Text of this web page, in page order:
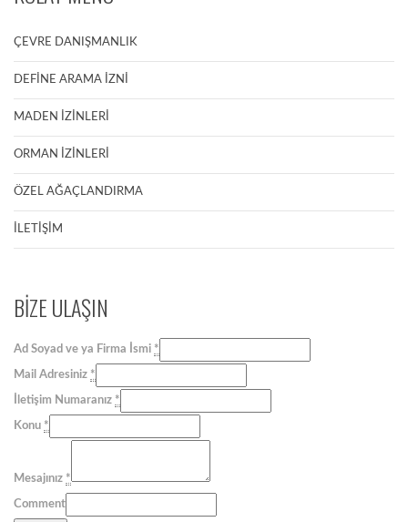
ÇEVRE DANIŞMANLIK
DEFİNE ARAMA İZNİ
MADEN İZİNLERİ
ORMAN İZİNLERİ
ÖZEL AĞAÇLANDIRMA
İLETİŞİM
BİZE ULAŞIN
Ad Soyad ve ya Firma İsmi *
Mail Adresiniz *
İletişim Numaranız *
Konu *
Mesajınız *
Comment